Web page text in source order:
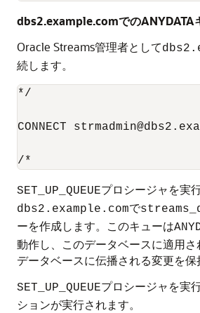
dbs2.example.comでのANYDATA
Oracle Streams管理者として
続します。
*/
CONNECT
SET_UP_QUEUEプロシージャを実行
dbs2.example.comで
ーを作成します。このキューは
動作し、このデータベースに適用
データベースに伝播される変更を保
SET_UP_QUEUEプロシージャを実
ションが実行されます。